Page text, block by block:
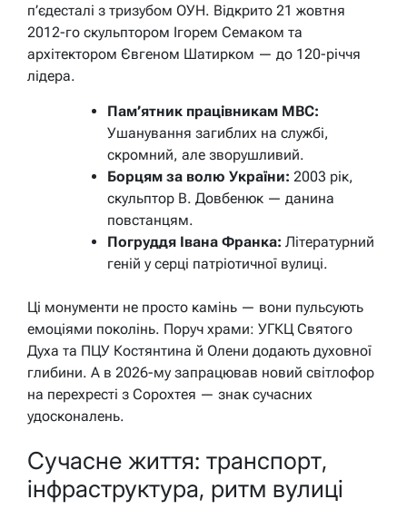
п’єдесталі з тризубом ОУН. Відкрито 21 жовтня
2012-го скульптором Ігорем Семаком та
архітектором Євгеном Шатирком — до 120-річчя
лідера.
Пам’ятник працівникам МВС:
Ушанування загиблих на службі,
скромний, але зворушливий.
Борцям за волю України: 2003 рік,
скульптор В. Довбенюк — данина
повстанцям.
Погруддя Івана Франка: Літературний
геній у серці патріотичної вулиці.
Ці монументи не просто камінь — вони пульсують
емоціями поколінь. Поруч храми: УГКЦ Святого
Духа та ПЦУ Костянтина й Олени додають духовної
глибини. А в 2026-му запрацював новий світлофор
на перехресті з Сорохтея — знак сучасних
удосконалень.
Сучасне життя: транспорт,
інфраструктура, ритм вулиці